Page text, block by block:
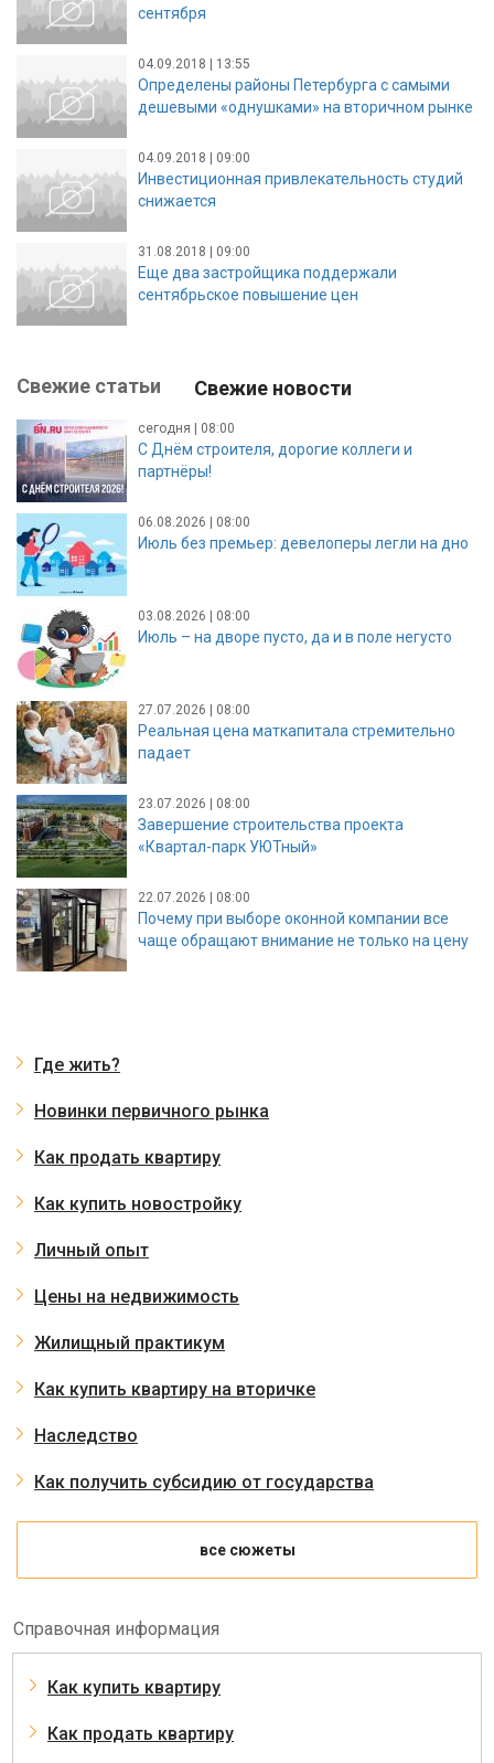
сентября
04.09.2018 | 13:55
Определены районы Петербурга с самыми
дешевыми «однушками» на вторичном рынке
04.09.2018 | 09:00
Инвестиционная привлекательность студий
снижается
31.08.2018 | 09:00
Еще два застройщика поддержали
сентябрьское повышение цен
Свежие статьи Свежие новости
сегодня | 08:00
С Днём строителя, дорогие коллеги и
партнёры!
06.08.2026 | 08:00
Июль без премьер: девелоперы легли на дно
03.08.2026 | 08:00
Июль – на дворе пусто, да и в поле негусто
27.07.2026 | 08:00
Реальная цена маткапитала стремительно
падает
23.07.2026 | 08:00
Завершение строительства проекта
«Квартал-парк УЮТный»
22.07.2026 | 08:00
Почему при выборе оконной компании все
чаще обращают внимание не только на цену
Где жить?
Новинки первичного рынка
Как продать квартиру
Как купить новостройку
Личный опыт
Цены на недвижимость
Жилищный практикум
Как купить квартиру на вторичке
Наследство
Как получить субсидию от государства
все сюжеты
Справочная информация
Как купить квартиру
Как продать квартиру